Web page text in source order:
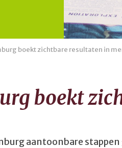
boekt zichtbare resultaten in
boekt
aantoonbare